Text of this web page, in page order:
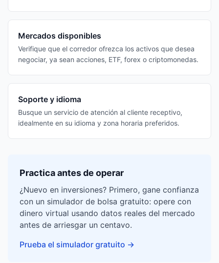
Mercados disponibles
Verifique que el corredor ofrezca los activos que desea
negociar, ya sean acciones, ETF, forex o criptomonedas.
Soporte y idioma
Busque un servicio de atención al cliente receptivo,
idealmente en su idioma y zona horaria preferidos.
Practica antes de operar
¿Nuevo en inversiones? Primero, gane confianza
con un simulador de bolsa gratuito: opere con
dinero virtual usando datos reales del mercado
antes de arriesgar un centavo.
Prueba el simulador gratuito →